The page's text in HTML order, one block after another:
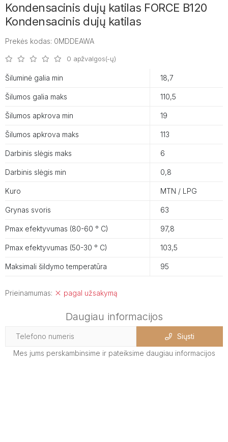
Kondensacinis dujų katilas FORCE B120
Kondensacinis dujų katilas
Prekės kodas: 0MDDEAWA
0 apžvalgos(-ų)
Šiluminė galia min 18,7
Šilumos galia maks 110,5
Šilumos apkrova min 19
Šilumos apkrova maks 113
Darbinis slėgis maks 6
Darbinis slėgis min 0,8
Kuro MTN / LPG
Grynas svoris 63
Pmax efektyvumas (80-60 ° C) 97,8
Pmax efektyvumas (50-30 ° C) 103,5
Maksimali šildymo temperatūra 95
Prieinamumas: pagal užsakymą
Daugiau informacijos
Siųsti
Mes jums perskambinsime ir pateiksime daugiau informacijos